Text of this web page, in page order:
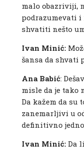
malo obazriviji,
podrazumevati
shvatiti nešto
Ivan Minić:
šansa da shvati
Ana Babić:
misle da je tako
Da kažem da
zanemarljivi u
definitivno
Ivan Minić: Da